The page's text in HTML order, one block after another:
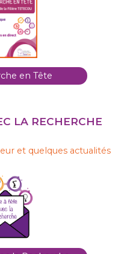
en Tête
LA RECHERCHE
et quelques actualités